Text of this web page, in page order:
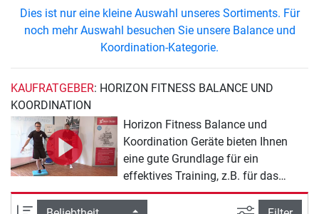
Dies ist nur eine kleine Auswahl unseres Sortiments. Für
noch mehr Auswahl besuchen Sie unsere Balance und
Koordination-Kategorie.
KAUFRATGEBER: HORIZON FITNESS BALANCE UND
KOORDINATION
Horizon Fitness Balance und
Koordination Geräte bieten Ihnen
eine gute Grundlage für ein
effektives Training, z.B. für das
Abnehmen. Mit dem Horizon Fitness
Sortiment erreichen Sie Ihre
Sortierung Ansicht